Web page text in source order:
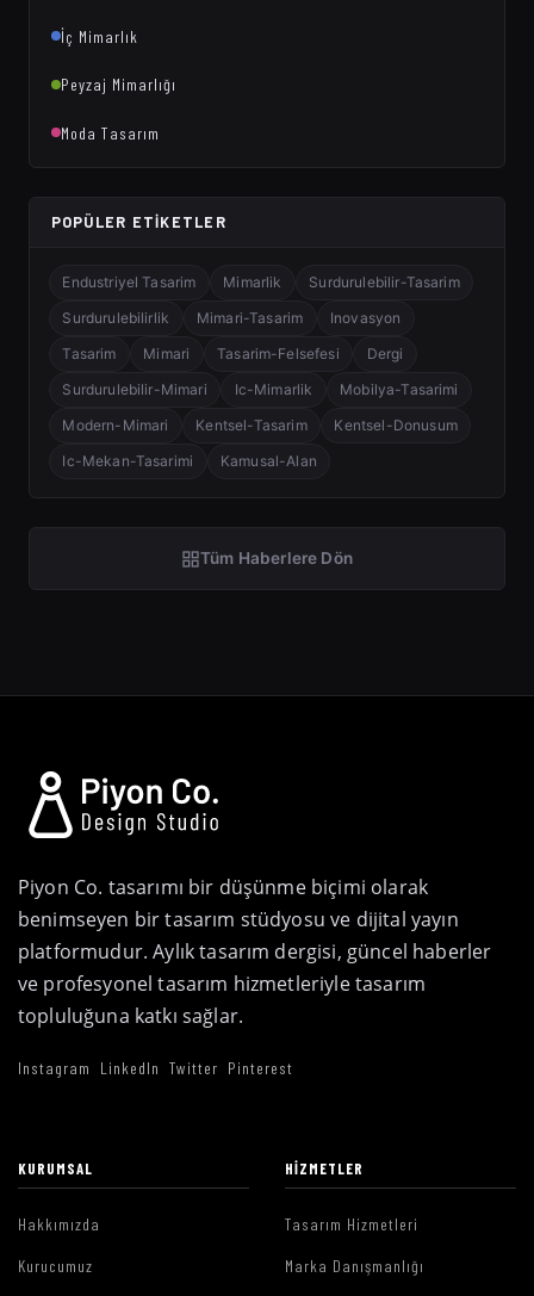
İç Mimarlık
Peyzaj Mimarlığı
Moda Tasarım
POPÜLER ETIKETLER
Endustriyel Tasarim Mimarlik
Surdurulebilir-Tasarim
Surdurulebilirlik
Mimari-Tasarim
Inovasyon
Tasarim
Mimari Tasarim-Felsefesi
Dergi
Surdurulebilir-Mimari
Ic-Mimarlik
Mobilya-Tasarimi
Modern-Mimari
Kentsel-Tasarim
Kentsel-Donusum
Ic-Mekan-Tasarimi
Kamusal-Alan
Tüm Haberlere Dön
Piyon Co. tasarımı bir düşünme biçimi olarak
benimseyen bir tasarım stüdyosu ve dijital yayın
platformudur. Aylık tasarım dergisi, güncel haberler
ve profesyonel tasarım hizmetleriyle tasarım
topluluğuna katkı sağlar.
Instagram LinkedIn Twitter Pinterest
KURUMSAL
Hakkımızda
Kurucumuz
HIZMETLER
Tasarım Hizmetleri
Marka Danışmanlığı